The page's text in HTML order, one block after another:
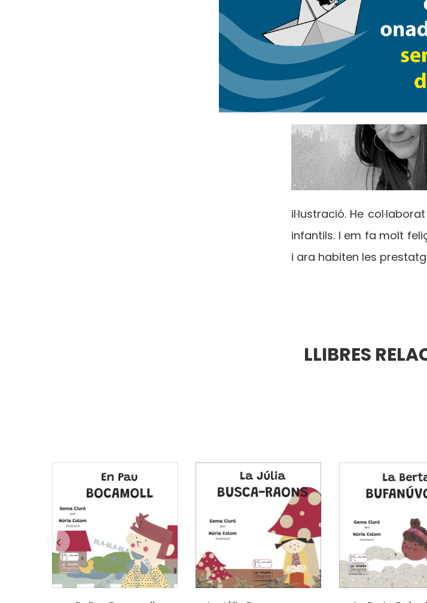
infants de la biblioteca.
il·lustració. He
infantils. I em fa molt
i ara habiten les
LLIBRES